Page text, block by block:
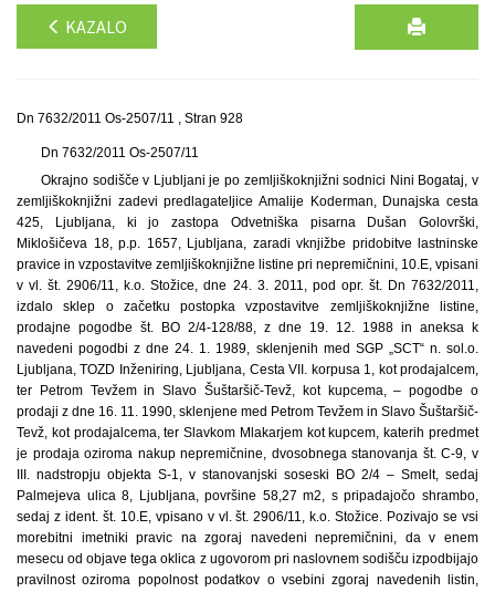
KAZALO
Dn 7632/2011 Os-2507/11 , Stran 928
Dn 7632/2011 Os-2507/11
Okrajno sodišče v Ljubljani je po zemljiškoknjižni sodnici Nini Bogataj, v
zemljiškoknjižni zadevi predlagateljice Amalije Koderman, Dunajska cesta
425, Ljubljana, ki jo zastopa Odvetniška pisarna Dušan Golovrški,
Miklošičeva 18, p.p. 1657, Ljubljana, zaradi vknjižbe pridobitve lastninske
pravice in vzpostavitve zemljiškoknjižne listine pri nepremičnini, 10.E, vpisani
v vl. št. 2906/11, k.o. Stožice, dne 24. 3. 2011, pod opr. št. Dn 7632/2011,
izdalo sklep o začetku postopka vzpostavitve zemljiškoknjižne listine,
prodajne pogodbe št. BO 2/4-128/88, z dne 19. 12. 1988 in aneksa k
navedeni pogodbi z dne 24. 1. 1989, sklenjenih med SGP „SCT“ n. sol.o.
Ljubljana, TOZD Inženiring, Ljubljana, Cesta VII. korpusa 1, kot prodajalcem,
ter Petrom Tevžem in Slavo Šuštaršič-Tevž, kot kupcema, – pogodbe o
prodaji z dne 16. 11. 1990, sklenjene med Petrom Tevžem in Slavo Šuštaršič-
Tevž, kot prodajalcema, ter Slavkom Mlakarjem kot kupcem, katerih predmet
je prodaja oziroma nakup nepremičnine, dvosobnega stanovanja št. C-9, v
III. nadstropju objekta S-1, v stanovanjski soseski BO 2/4 – Smelt, sedaj
Palmejeva ulica 8, Ljubljana, površine 58,27 m2, s pripadajočo shrambo,
sedaj z ident. št. 10.E, vpisano v vl. št. 2906/11, k.o. Stožice. Pozivajo se vsi
morebitni imetniki pravic na zgoraj navedeni nepremičnini, da v enem
mesecu od objave tega oklica z ugovorom pri naslovnem sodišču izpodbijajo
pravilnost oziroma popolnost podatkov o vsebini zgoraj navedenih listin,